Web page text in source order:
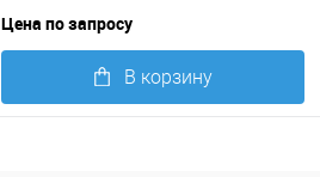
Цена по запросу
В корзину